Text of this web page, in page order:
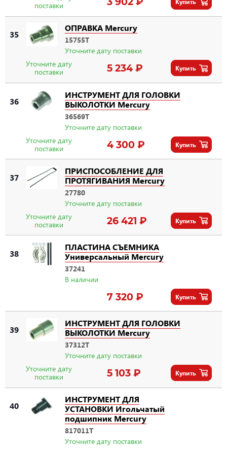
поставки
Купить
35
ОПРАВКА Mercury
15755T
Уточните дату поставки
Уточните дату
поставки
5 234 ₽ Купить
36
ИНСТРУМЕНТ ДЛЯ ГОЛОВКИ
ВЫКОЛОТКИ Mercury
36569T
Уточните дату поставки
Уточните дату
поставки
4 300 ₽ Купить
37
ПРИСПОСОБЛЕНИЕ ДЛЯ
ПРОТЯГИВАНИЯ Mercury
27780
Уточните дату поставки
Уточните дату
поставки
26 421 ₽ Купить
38
ПЛАСТИНА СЪЕМНИКА
Универсальный Mercury
37241
В наличии
7 320 ₽ Купить
39
ИНСТРУМЕНТ ДЛЯ ГОЛОВКИ
ВЫКОЛОТКИ Mercury
37312T
Уточните дату поставки
Уточните дату
поставки
5 103 ₽ Купить
40
ИНСТРУМЕНТ ДЛЯ
УСТАНОВКИ Игольчатый
подшипник Mercury
817011T
Уточните дату поставки